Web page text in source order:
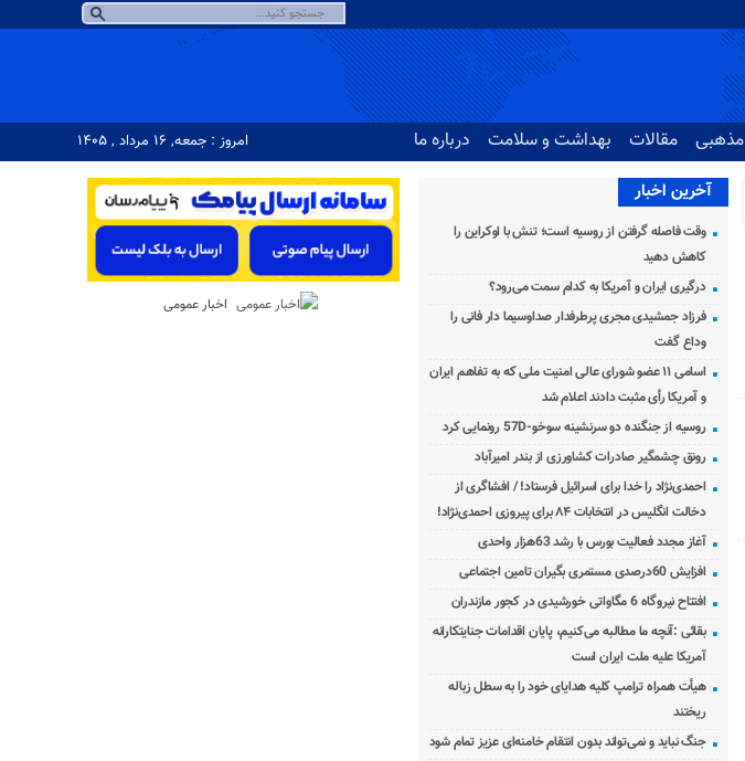
مذهبی مقالات بهداشت و سلامت درباره ما امروز : جمعه, ۱۶ مرداد , ۱۴۰۵
آخرین اخبار
وقت فاصله گرفتن از روسیه است؛ تنش با اوکراین را
کاهش دهید
درگیری ایران و آمریکا به کدام سمت می‌رود؟
فرزاد جمشیدی مجری پرطرفدار صداوسیما دار فانی را
وداع گفت
اسامی ۱۱ عضو شورای عالی امنیت ملی که به تفاهم ایران
و آمریکا رأی مثبت دادند اعلام شد
روسیه از جنگنده دو سرنشینه سوخو-57D رونمایی کرد
رونق چشمگیر صادرات کشاورزی از بندر امیرآباد
احمدی‌نژاد را خدا برای اسرائیل فرستاد! / افشاگری از
دخالت انگلیس در انتخابات ۸۴ برای پیروزی احمدی‌نژاد!
آغاز مجدد فعالیت بورس با رشد 63هزار واحدی
افزایش 60درصدی مستمری بگیران تامین اجتماعی
افتتاح نیروگاه 6 مگاواتی خورشیدی در کجور مازندران
بقائی :آنچه ما مطالبه می‌کنیم، پایان اقدامات جنایتکارانه
آمریکا علیه ملت ایران است
هیأت همراه ترامپ کلیه هدایای خود را به سطل زباله
ریختند
جنگ نباید و نمی‌تواند بدون انتقام خامنه‌ای عزیز تمام شود
اخبار عمومی